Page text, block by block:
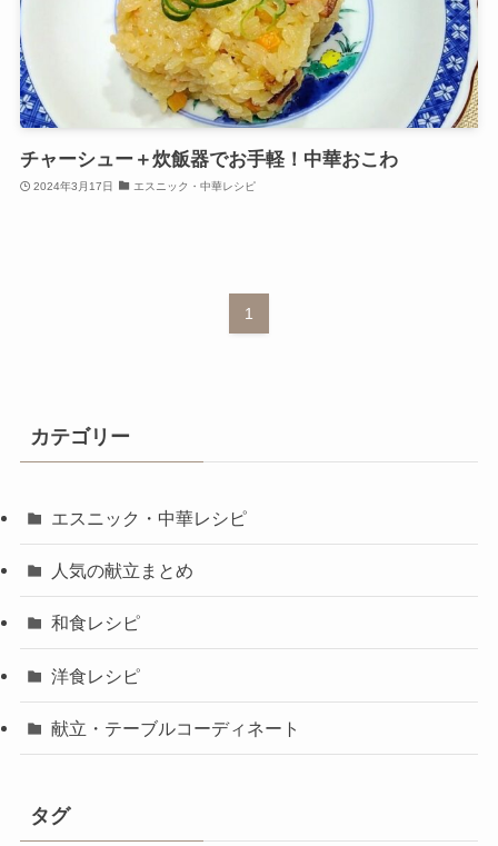
チャーシュー＋炊飯器でお手軽！中華おこわ
2024年3月17日 エスニック・中華レシピ
1
カテゴリー
エスニック・中華レシピ
人気の献立まとめ
和食レシピ
洋食レシピ
献立・テーブルコーディネート
タグ